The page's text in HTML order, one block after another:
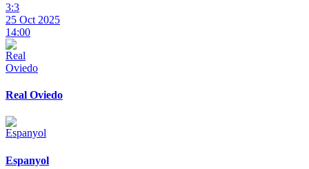
3:3
25 Oct 2025
14:00
Real Oviedo
Espanyol